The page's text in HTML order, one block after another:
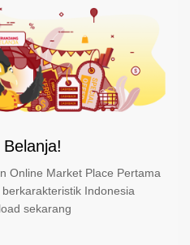
Online Market Place Pertama
Indonesia
sekarang